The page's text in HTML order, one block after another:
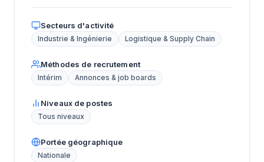
Secteurs d'activité
Industrie & Ingénierie Logistique & Supply Chain
Méthodes de recrutement
Intérim Annonces & job boards
Niveaux de postes
Tous niveaux
Portée géographique
Nationale